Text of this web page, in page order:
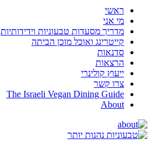
ראשי
מי אני
מדריך מסעדות טבעוניות וידידותיות
קייטרינג ואוכל מוכן הביתה
סדנאות
הרצאות
ייעוץ קולינרי
צרו קשר
The Israeli Vegan Dining Guide
About